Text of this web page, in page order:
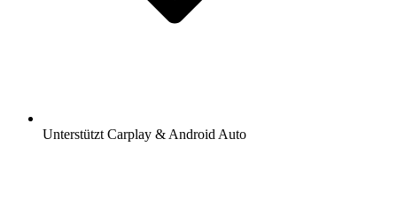
Unterstützt Carplay & Android Auto